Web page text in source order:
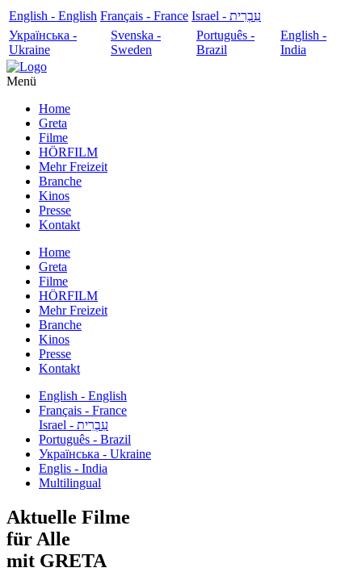
English - English Français - France
עִבְרִית - Israel
Українська -
Ukraine
Svenska -
Sweden
Português -
Brazil
English -
India
Menü
Home
Greta
Filme
HÖRFILM
Mehr Freizeit
Branche
Kinos
Presse
Kontakt
Home
Greta
Filme
HÖRFILM
Mehr Freizeit
Branche
Kinos
Presse
Kontakt
English - English
Français - France
עִבְרִית - Israel
Português - Brazil
Українська - Ukraine
Englis - India
Multilingual
Aktuelle Filme
für Alle
mit GRETA